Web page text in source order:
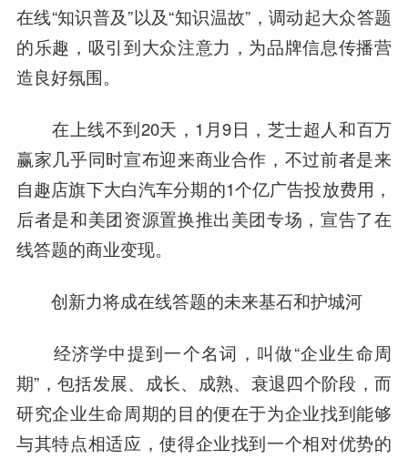
在线“知识普及”以及“知识温故”，调动起大众答题
的乐趣，吸引到大众注意力，为品牌信息传播营
造良好氛围。
在上线不到20天，1月9日，芝士超人和百万
赢家几乎同时宣布迎来商业合作，不过前者是来
自趣店旗下大白汽车分期的1个亿广告投放费用，
后者是和美团资源置换推出美团专场，宣告了在
线答题的商业变现。
创新力将成在线答题的未来基石和护城河
经济学中提到一个名词，叫做“企业生命周
期”，包括发展、成长、成熟、衰退四个阶段，而
研究企业生命周期的目的便在于为企业找到能够
与其特点相适应，使得企业找到一个相对优势的